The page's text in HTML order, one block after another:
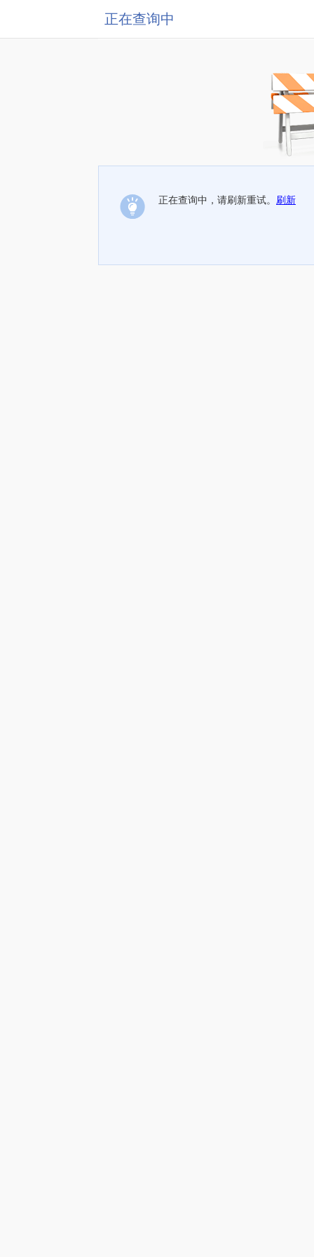
正在查询中
正在查询中，请刷新重试。 刷新